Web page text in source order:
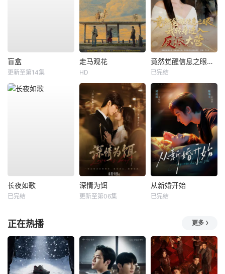
盲盒
更新至第14集
走马观花
HD
竟然觉醒信息之眼，我转身进入反派大营
已完结
长夜如歌
已完结
深情为饵
更新至第06集
从新婚开始
已完结
正在热播 更多